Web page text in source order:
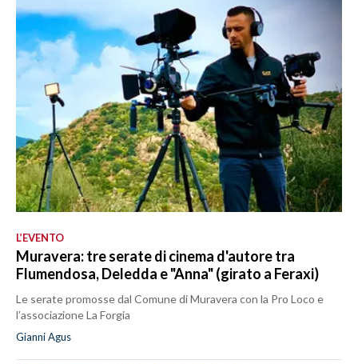
L’EVENTO
Muravera: tre serate di cinema d'autore tra
Flumendosa, Deledda e "Anna" (girato a Feraxi)
Le serate promosse dal Comune di Muravera con la Pro Loco e
l’associazione La Forgia
Gianni Agus